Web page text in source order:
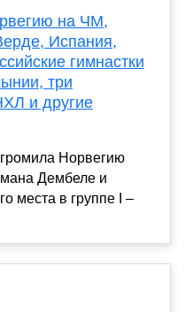
на ЧМ,
Испания,
гимнастки
три
и другие
Норвегию
Дембеле и
места в группе I –